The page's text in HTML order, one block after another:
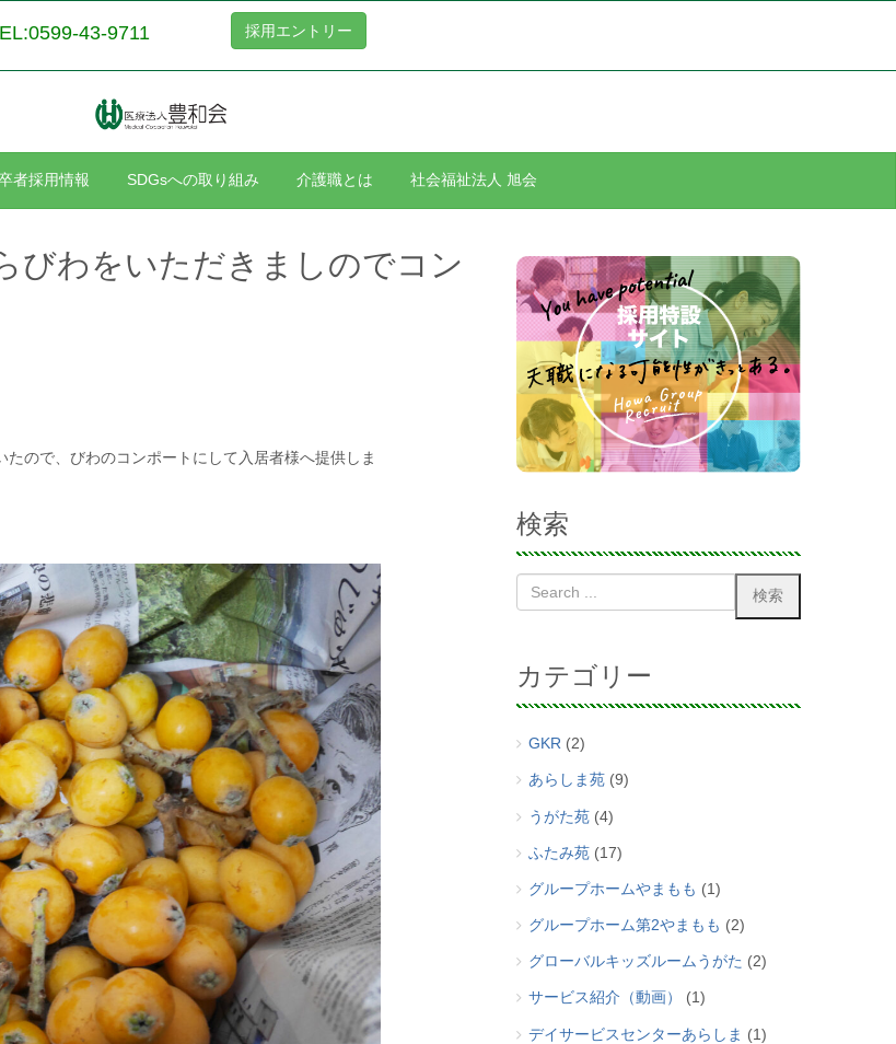
43-9711 採用エントリー
者採用情報 SDGsへの取り組み 介護職とは 社会福祉法人 旭会
びわをいただきましのでコン
ので、びわのコンポートにして入居者様へ提供しま
検索
カテゴリー
GKR(2)
あらしま苑(9)
うがた苑(4)
ふたみ苑(17)
グループホームやまもも (1)
グループホーム第2やまもも (2)
グローバルキッズルームうがた (2)
サービス紹介（動画） (1)
デイサービスセンターあらしま (1)